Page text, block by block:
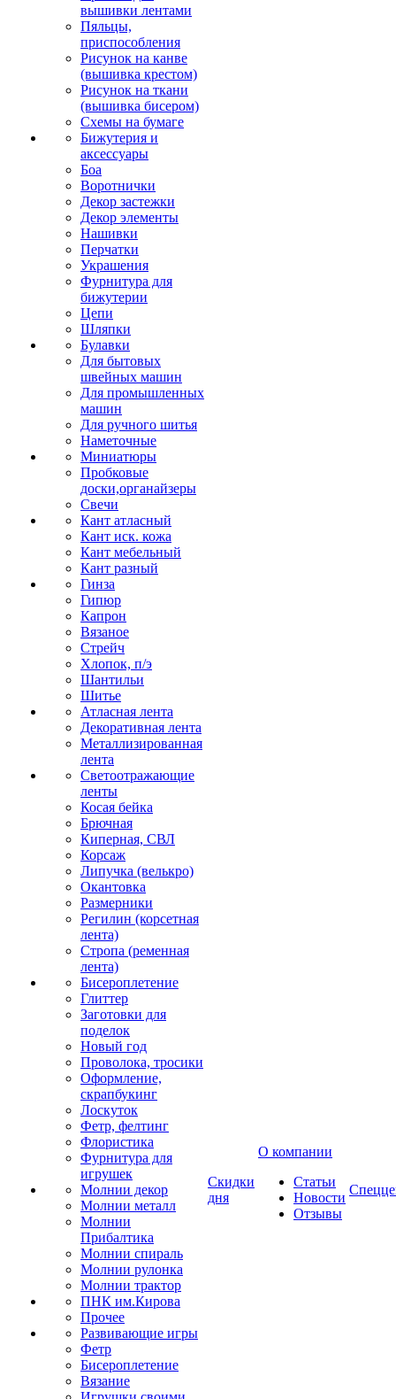
вышивки лентами
Пяльцы,
приспособления
Рисунок на канве
(вышивка крестом)
Рисунок на ткани
(вышивка бисером)
Схемы на бумаге
Бижутерия и
аксессуары
Боа
Воротнички
Декор застежки
Декор элементы
Нашивки
Перчатки
Украшения
Фурнитура для
бижутерии
Цепи
Шляпки
Булавки
Для бытовых
швейных машин
Для промышленных
машин
Для ручного шитья
Наметочные
Миниатюры
Пробковые
доски,органайзеры
Свечи
Кант атласный
Кант иск. кожа
Кант мебельный
Кант разный
Гинза
Гипюр
Капрон
Вязаное
Стрейч
Хлопок, п/э
Шантильи
Шитье
Атласная лента
Декоративная лента
Металлизированная
лента
Светоотражающие
ленты
Косая бейка
Брючная
Киперная, СВЛ
Корсаж
Липучка (велькро)
Окантовка
Размерники
Регилин (корсетная
лента)
Стропа (ременная
лента)
Бисероплетение
Глиттер
Заготовки для
поделок
Новый год
Проволока, тросики
Оформление,
скрапбукинг
Лоскуток
Фетр, фелтинг
Флористика
Фурнитура для
игрушек
Молнии декор
Молнии металл
Молнии
Прибалтика
Молнии спираль
Молнии рулонка
Молнии трактор
ПНК им.Кирова
Прочее
Развивающие игры
Фетр
Бисероплетение
Вязание
Скидки
дня
О компании
Статьи
Новости
Отзывы